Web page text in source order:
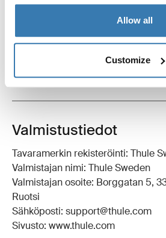
Allow all
Customize
Toggle guides and instructions
Ohjeet
Toggle overview
Arvostelut
Valmistustiedot
Tavaramerkin rekisteröinti: Thule
Valmistajan nimi: Thule Sweden
Valmistajan osoite: Borggatan 5,
Ruotsi
Sähköposti: support@thule.com
Sivusto: www.thule.com